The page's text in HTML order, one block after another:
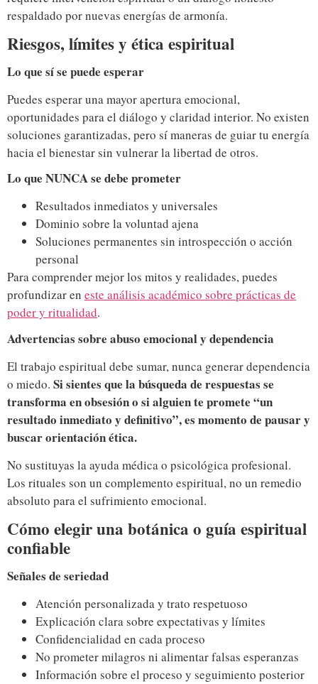
respaldado por nuevas energías de armonía.
Riesgos, límites y ética espiritual
Lo que sí se puede esperar
Puedes esperar una mayor apertura emocional,
oportunidades para el diálogo y claridad interior. No existen
soluciones garantizadas, pero sí maneras de guiar tu energía
hacia el bienestar sin vulnerar la libertad de otros.
Lo que NUNCA se debe prometer
Resultados inmediatos y universales
Dominio sobre la voluntad ajena
Soluciones permanentes sin introspección o acción
personal
Para comprender mejor los mitos y realidades, puedes
profundizar en este análisis académico sobre prácticas de
poder y ritualidad.
Advertencias sobre abuso emocional y dependencia
El trabajo espiritual debe sumar, nunca generar dependencia
o miedo. Si sientes que la búsqueda de respuestas se
transforma en obsesión o si alguien te promete “un
resultado inmediato y definitivo”, es momento de pausar y
buscar orientación ética.
No sustituyas la ayuda médica o psicológica profesional.
Los rituales son un complemento espiritual, no un remedio
absoluto para el sufrimiento emocional.
Cómo elegir una botánica o guía espiritual
confiable
Señales de seriedad
Atención personalizada y trato respetuoso
Explicación clara sobre expectativas y límites
Confidencialidad en cada proceso
No prometer milagros ni alimentar falsas esperanzas
Información sobre el proceso y seguimiento posterior